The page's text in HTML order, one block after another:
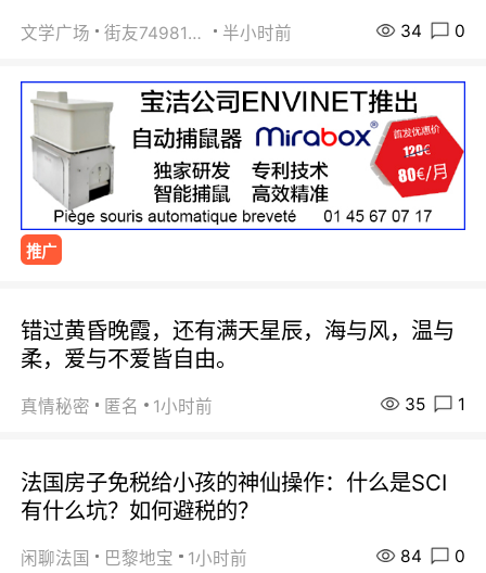
文学广场 街友74981146 半小时前 34 0
推广
错过黄昏晚霞，还有满天星辰，海与风，温与
柔，爱与不爱皆自由。
真情秘密 匿名 1小时前 35 1
法国房子免税给小孩的神仙操作：什么是SCI
有什么坑？如何避税的？
闲聊法国 巴黎地宝 1小时前 84 0